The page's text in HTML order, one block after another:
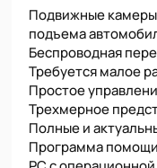
Подвижные камеры
подъема
Беспроводная
Требуется малое
Простое
Трехмерное
Полные и
Программа